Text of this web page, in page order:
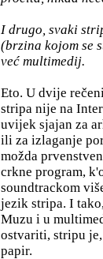
I drugo, svaki
(brzina kojom se
već multimedij.
Eto. U dvije
stripa nije na
uvijek sjajan za
ili za izlaganje
možda
crkne program,
soundtrackom
jezik stripa. I
Muzu i u
ostvariti, stripu
papir.